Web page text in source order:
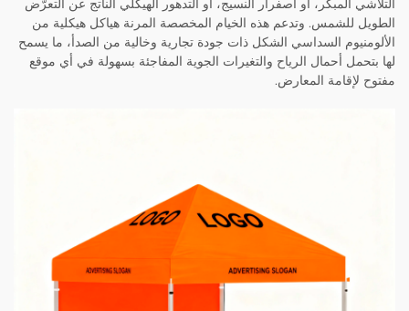
التلاشي المبكر، أو اصفرار النسيج، أو التدهور الهيكلي الناتج عن التعرُّض
الطويل للشمس. وتدعم هذه الخيام المخصصة المرنة هياكل هيكلية من
الألومنيوم السداسي الشكل ذات جودة تجارية وخالية من الصدأ، ما يسمح
لها بتحمل أحمال الرياح والتغيرات الجوية المفاجئة بسهولة في أي موقع
مفتوح لإقامة المعارض.